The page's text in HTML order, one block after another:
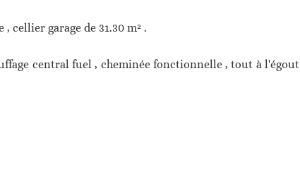
cellier garage de 31.30 m² .
central fuel , cheminée fonctionnelle , tout à l'égout